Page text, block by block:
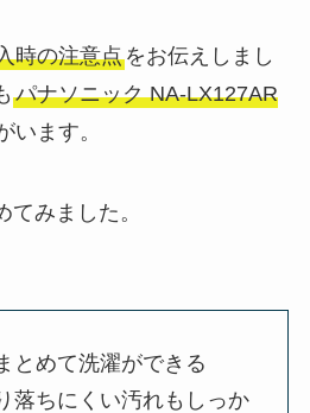
時の注意点をお伝えしまし
パナソニック NA-LX127AR
います。
みました。
とめて洗濯ができる
落ちにくい汚れもしっか